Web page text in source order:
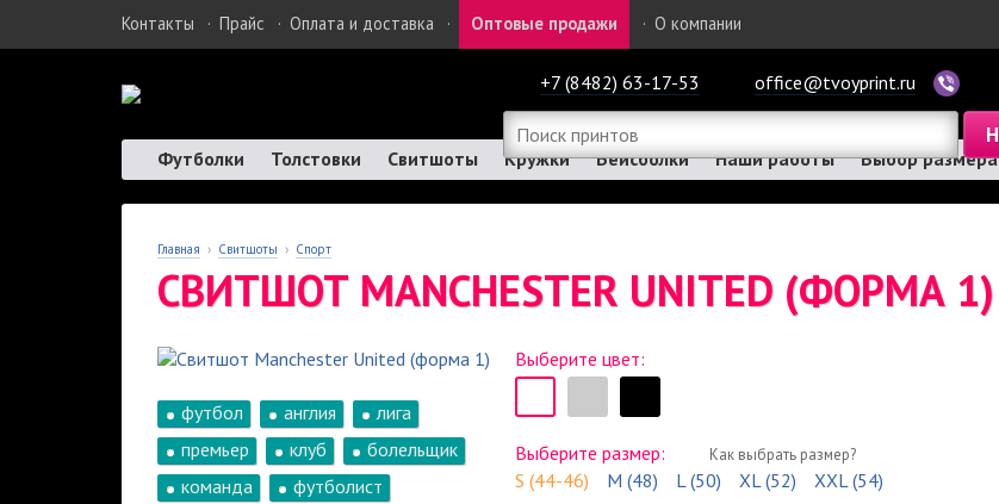
Контакты · Прайс · Оплата и доставка · Оптовые продажи · О компании
+7 (8482) 63-17-53
office@tvoyprint.ru
Футболки
Толстовки Свитшоты Кружки Бейсболки Наши работы Выбор размера
Главная › Свитшоты › Спорт
СВИТШОТ MANCHESTER UNITED (ФОРМА 1)
футбол англия
лига
премьер
клуб
болельщик
команда
футболист
Выберите цвет:
Выберите размер: Как выбрать размер?
S (44-46) M (48) L (50) XL (52)
XXL (54)